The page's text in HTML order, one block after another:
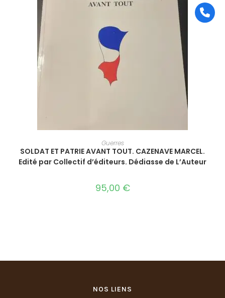
AJOUTER AU PANIER
Guerres
SOLDAT ET PATRIE AVANT TOUT. CAZENAVE MARCEL.
Edité par Collectif d’éditeurs. Dédiasse de L’Auteur
95,00 €
NOS LIENS